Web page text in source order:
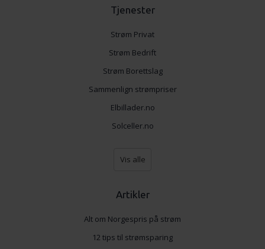
Tjenester
Strøm Privat
Strøm Bedrift
Strøm Borettslag
Sammenlign strømpriser
Elbillader.no
Solceller.no
Vis alle
Artikler
Alt om Norgespris på strøm
12 tips til strømsparing